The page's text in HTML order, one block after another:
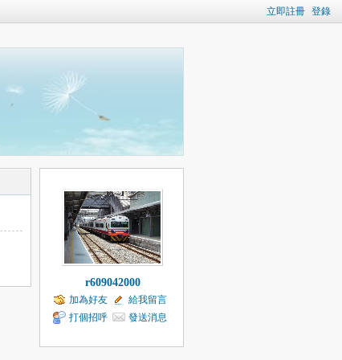
立即註冊 登錄
r609042000
加為好友
給我留言
打個招呼
發送消息